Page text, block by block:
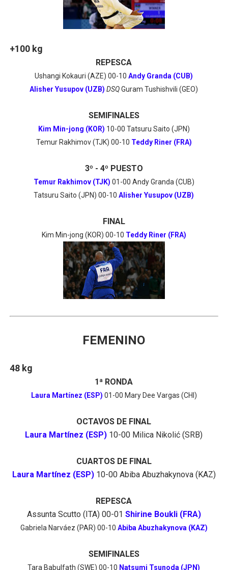
+100 kg
REPESCA
Ushangi Kokauri (AZE) 00-10Andy Granda (CUB)
Alisher Yusupov (UZB)DSQGuram Tushishvili (GEO)
SEMIFINALES
Kim Min-jong (KOR) 10-00 Tatsuru Saito (JPN)
Temur Rakhimov (TJK) 00-10 Teddy Riner (FRA)
3º - 4º PUESTO
Temur Rakhimov (TJK) 01-00 Andy Granda (CUB)
Tatsuru Saito (JPN) 00-10Alisher Yusupov (UZB)
FINAL
Kim Min-jong (KOR) 00-10 Teddy Riner (FRA)
FEMENINO
48 kg
1ª RONDA
Laura Martínez (ESP) 01-00 Mary Dee Vargas (CHI)
OCTAVOS DE FINAL
Laura Martínez (ESP) 10-00 Milica Nikolić (SRB)
CUARTOS DE FINAL
Laura Martínez (ESP)10-00 Abiba Abuzhakynova (KAZ)
REPESCA
Assunta Scutto (ITA) 00-01 Shirine Boukli (FRA)
Gabriela Narváez (PAR) 00-10 Abiba Abuzhakynova (KAZ)
SEMIFINALES
Tara Babulfath (SWE) 00-10 Natsumi Tsunoda (JPN)